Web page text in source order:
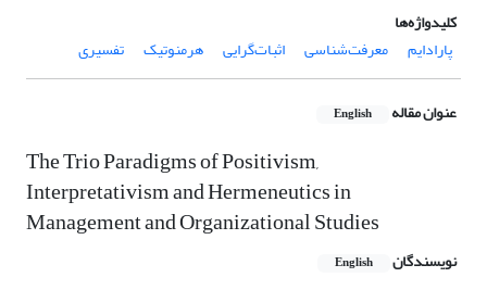
کلیدواژه‌ها
پارادایم
معرفت‌شناسی اثبات‌گرایی هرمنوتیک تفسیری
عنوان مقاله English
The Trio Paradigms of Positivism,
Interpretativism and Hermeneutics in
Management and Organizational Studies
نویسندگان English